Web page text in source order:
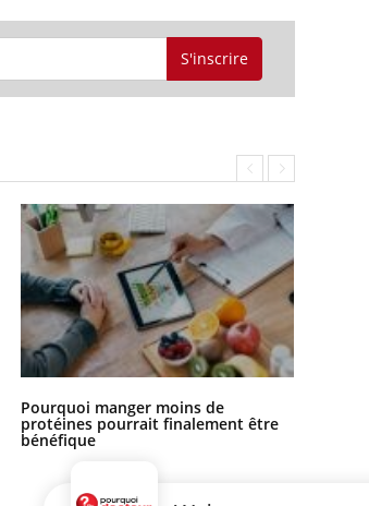
S'inscrire
Pourquoi manger moins de
protéines pourrait finalement être
bénéfique